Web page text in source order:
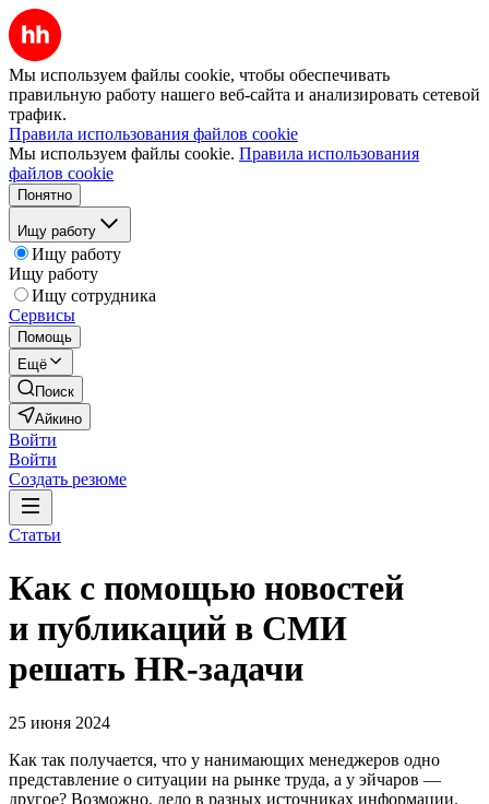
Мы используем файлы cookie, чтобы обеспечивать
правильную работу нашего веб-сайта и анализировать сетевой
трафик.
Правила использования файлов cookie
Мы используем файлы cookie. Правила использования
файлов cookie
Понятно
Ищу работу
Ищу работу
Ищу работу
Ищу сотрудника
Сервисы
Помощь
Ещё
Поиск
Айкино
Войти
Войти
Создать резюме
Статьи
Как с помощью новостей
и публикаций в СМИ
решать HR-задачи
25 июня 2024
Как так получается, что у нанимающих менеджеров одно
представление о ситуации на рынке труда, а у эйчаров —
другое? Возможно, дело в разных источниках информации.